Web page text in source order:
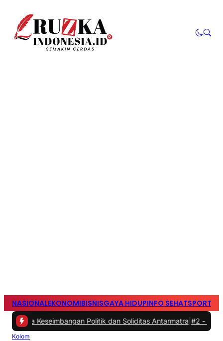
NASIONALEKONOMIBISNISGAYA HIDUPINFO SEHATSPORTS
Politik dan Soliditas Antarmatra|#2 -Persib Tumbang di
Kolom